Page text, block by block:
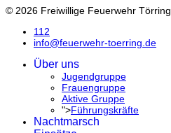
© 2026 Freiwillige Feuerwehr Törring
112
info@feuerwehr-toerring.de
Über uns
Jugendgruppe
Frauengruppe
Aktive Gruppe
">Führungskräfte
Nachtmarsch